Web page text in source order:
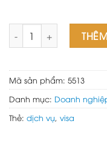
Web dịch vụ visa số
Mã sản phẩm: 5513
Danh mục: Doanh
Thẻ: dịch vụ, visa